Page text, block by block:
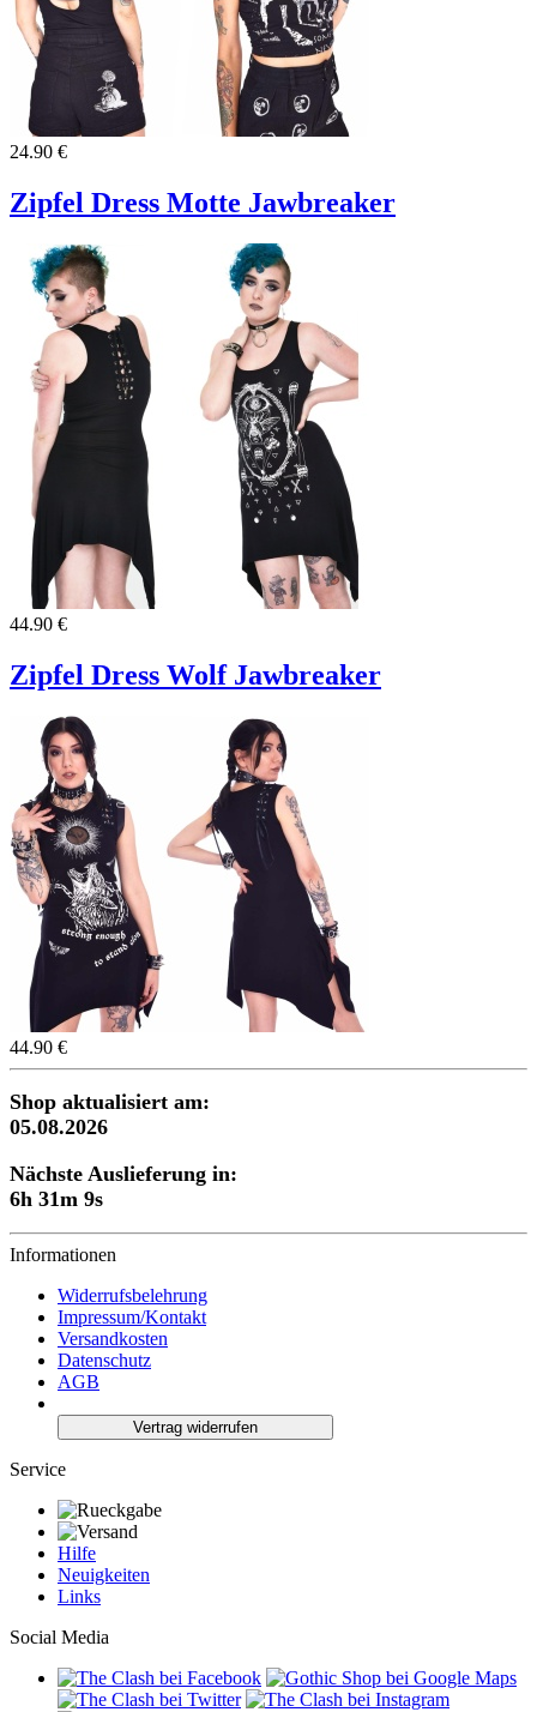
24.90 €
Zipfel Dress Motte Jawbreaker
44.90 €
Zipfel Dress Wolf Jawbreaker
44.90 €
Shop aktualisiert am:
05.08.2026
Nächste Auslieferung in:
6h 31m 8s
Informationen
Widerrufsbelehrung
Impressum/Kontakt
Versandkosten
Datenschutz
AGB
Vertrag widerrufen
Service
Hilfe
Neuigkeiten
Links
Social Media